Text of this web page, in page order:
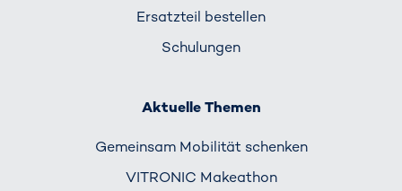
Ersatzteil bestellen
Schulungen
Aktuelle Themen
Gemeinsam Mobilität schenken
VITRONIC Makeathon